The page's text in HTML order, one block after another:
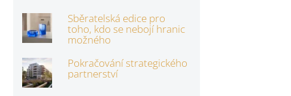
Sběratelská edice pro
toho, kdo se nebojí hranic
možného
Pokračování strategického
partnerství